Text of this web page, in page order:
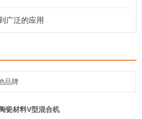
广泛的应用
品牌
陶瓷材料V型混合机